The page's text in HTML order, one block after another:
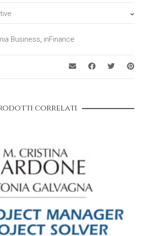
Business, inFinance
correlati